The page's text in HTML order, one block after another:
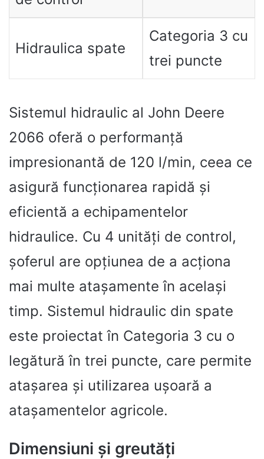
Hidraulica spate
Categoria 3 cu
trei puncte
Sistemul hidraulic al John Deere
2066 oferă o performanță
impresionantă de 120 l/min, ceea ce
asigură funcționarea rapidă și
eficientă a echipamentelor
hidraulice. Cu 4 unități de control,
șoferul are opțiunea de a acționa
mai multe atașamente în același
timp. Sistemul hidraulic din spate
este proiectat în Categoria 3 cu o
legătură în trei puncte, care permite
atașarea și utilizarea ușoară a
atașamentelor agricole.
Dimensiuni și greutăți